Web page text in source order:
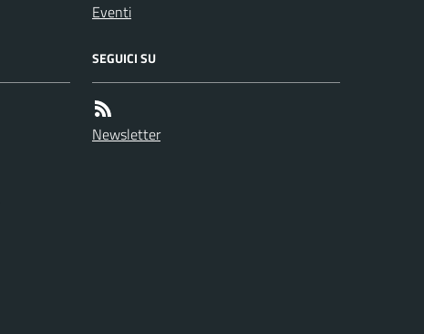
Eventi
SEGUICI SU
Newsletter